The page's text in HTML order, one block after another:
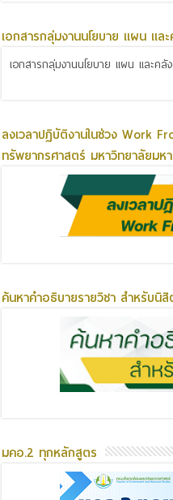
เอกสารกลุ่มงานนโยบาย แผน แล
เอกสารกลุ่มงานนโยบาย แผน และคลัง
ลงเวลาปฏิบัติงานในช่วง Work
ทรัพยากรศาสตร์ มหาวิทยาลัยมห
ค้นหาคำอธิบายรายวิชา สำหรับนิสิ
มคอ.2 ทุกหลักสูตร